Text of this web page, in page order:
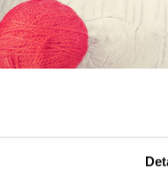
80% Coton /